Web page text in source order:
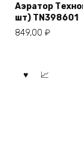
Аэратор
шт) TN398601
849,00 ₽